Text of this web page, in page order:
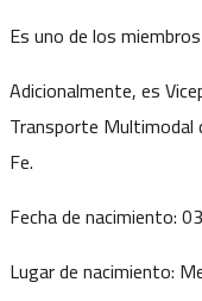
Es uno de los
Adicionalmente, es
Transporte Multimodal
Fe.
Fecha de nacimiento:
Lugar de nacimiento: